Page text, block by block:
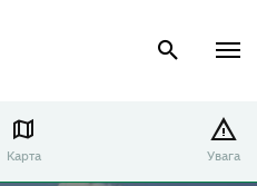
Карта Увага